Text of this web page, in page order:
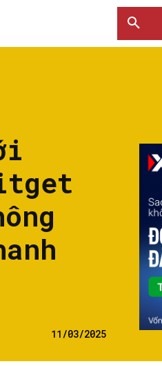
11/03/2025